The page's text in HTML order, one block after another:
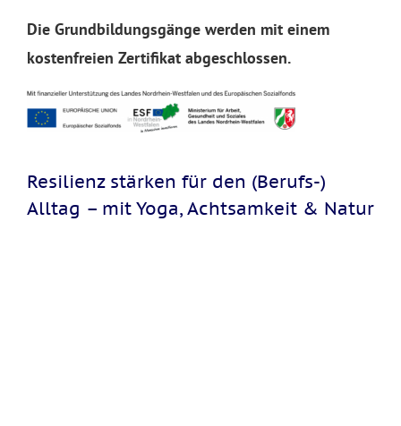
Die Grundbildungsgänge werden mit einem
kostenfreien Zertifikat abgeschlossen.
Resilienz stärken für den (Berufs-)
Alltag – mit Yoga, Achtsamkeit & Natur